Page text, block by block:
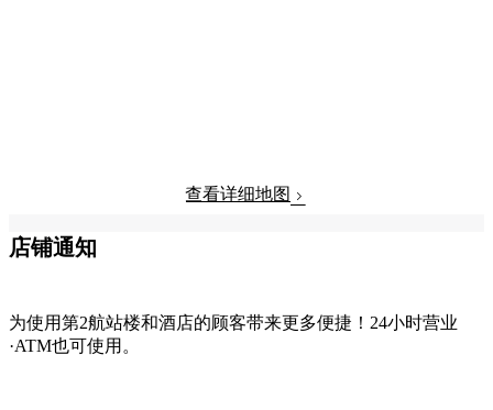
查看详细地图
店铺通知
为使用第2航站楼和酒店的顾客带来更多便捷！24小时营业
·ATM也可使用。